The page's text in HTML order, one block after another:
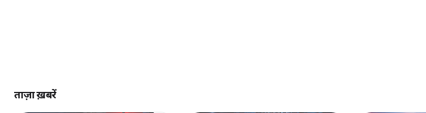
ताज़ा ख़बरें